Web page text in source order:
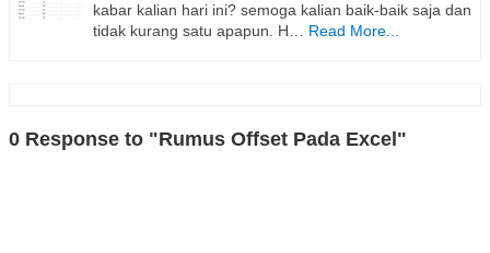
kabar kalian hari ini? semoga kalian baik-baik saja dan
tidak kurang satu apapun. H…
Read More...
0 Response to "Rumus Offset Pada Excel"